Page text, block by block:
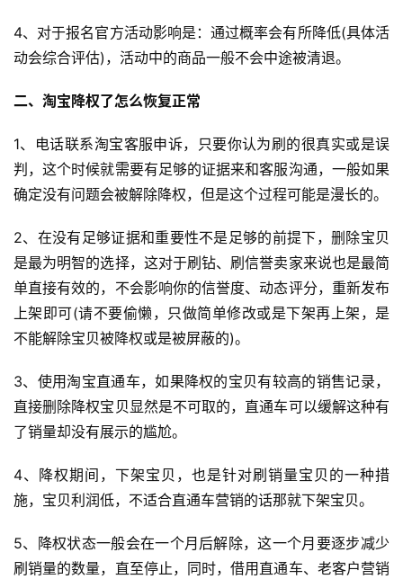
首
全
球
开
店
跨
境
百
社
营
销
4、对于报名官方活动影响是：通过概率会有所降低(具体活
动会综合评估)，活动中的商品一般不会中途被清退。
二、淘宝降权了怎么恢复正常
1、电话联系淘宝客服申诉，只要你认为刷的很真实或是误
判，这个时候就需要有足够的证据来和客服沟通，一般如果
确定没有问题会被解除降权，但是这个过程可能是漫长的。
2、在没有足够证据和重要性不是足够的前提下，删除宝贝
是最为明智的选择，这对于刷钻、刷信誉卖家来说也是最简
单直接有效的，不会影响你的信誉度、动态评分，重新发布
上架即可(请不要偷懒，只做简单修改或是下架再上架，是
不能解除宝贝被降权或是被屏蔽的)。
3、使用淘宝直通车，如果降权的宝贝有较高的销售记录，
直接删除降权宝贝显然是不可取的，直通车可以缓解这种有
了销量却没有展示的尴尬。
4、降权期间，下架宝贝，也是针对刷销量宝贝的一种措
施，宝贝利润低，不适合直通车营销的话那就下架宝贝。
5、降权状态一般会在一个月后解除，这一个月要逐步减少
刷销量的数量，直至停止，同时，借用直通车、老客户营销